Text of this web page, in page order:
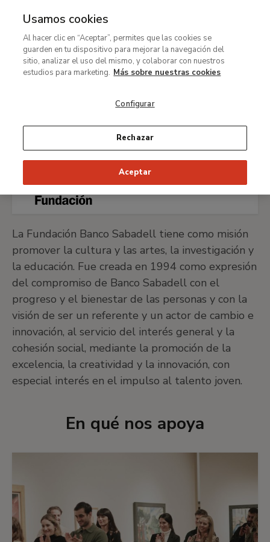
MENÚ
contenido
principal
Ruta
de
Patrocinio y colaboración
Apoyo empresarial
Empresas participantes
Fundación Banco Sabadell
VISITAR WEB FUNDACIÓN BANCO SABADELL
La Fundación Banco Sabadell tiene como misión
promover la cultura y las artes, la investigación y
la educación. Fue creada en 1994 como expresión
del compromiso de Banco Sabadell con el
progreso y el bienestar de las personas y con la
visión de ser un referente y un actor de cambio e
innovación, al servicio del interés general y la
cohesión social, mediante la promoción de la
excelencia, la creatividad y la innovación, con
especial interés en el impulso al talento joven.
En qué nos apoya
Usamos cookies
Al hacer clic en “Aceptar”, permites que las cookies se
guarden en tu dispositivo para mejorar la navegación del
sitio, analizar el uso del mismo, y colaborar con nuestros
estudios para marketing. Más sobre nuestras cookies
Configurar
Rechazar
Aceptar